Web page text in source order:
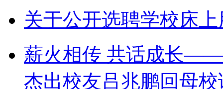
关于公开选聘学校床
薪火相传 共话成长——
杰出校友吕兆鹏回母校